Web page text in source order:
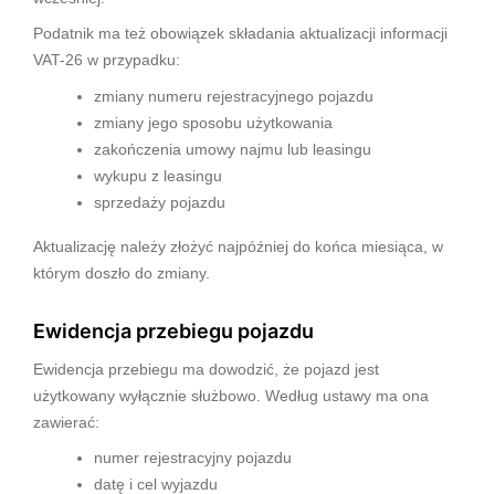
Podatnik ma też obowiązek składania aktualizacji informacji
VAT-26 w przypadku:
zmiany numeru rejestracyjnego pojazdu
zmiany jego sposobu użytkowania
zakończenia umowy najmu lub leasingu
wykupu z leasingu
sprzedaży pojazdu
Aktualizację należy złożyć najpóźniej do końca miesiąca, w
którym doszło do zmiany.
Ewidencja przebiegu pojazdu
Ewidencja przebiegu ma dowodzić, że pojazd jest
użytkowany wyłącznie służbowo. Według ustawy ma ona
zawierać:
numer rejestracyjny pojazdu
datę i cel wyjazdu